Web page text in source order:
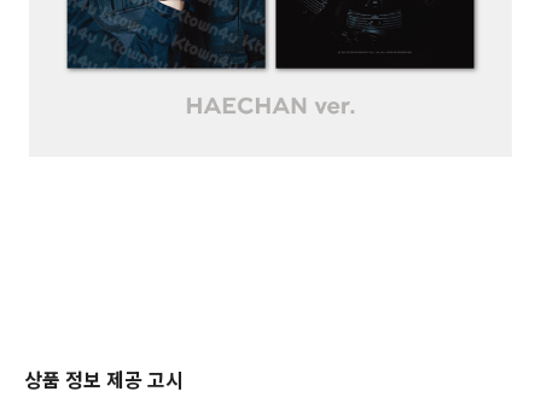
상품 정보 제공 고시